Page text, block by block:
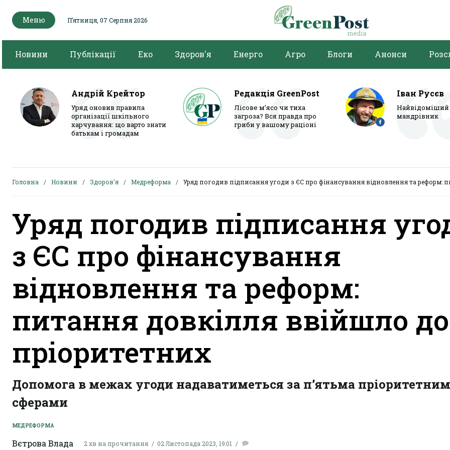
Меню Пʼятниця, 07 Серпня 2026
Новини Публікації Еко Здоров'я Енерго Агро Блоги Анонси
Андрій Крейтор
Уряд оновив правила
організації шкільного
харчування: що варто знати
батькам і громадам
Редакція GreenPost
Лісове м’ясо чи тиха
загроза? Вся правда про
гриби у вашому раціоні
Іван Русєв
мандрівник
Головна Новини Здоров'я Медреформа Уряд погодив підписання угоди з ЄС про фінансування відновлення та реформ:
Уряд погодив підписання
з ЄС про фінансування
відновлення та реформ:
питання довкілля ввійшло до
пріоритетних
Допомога в межах угоди надаватиметься за п’ятьма
сферами
МЕДРЕФОРМА
Вєтрова Влада 2 хв на прочитання 02 Листопада 2023, 19:01